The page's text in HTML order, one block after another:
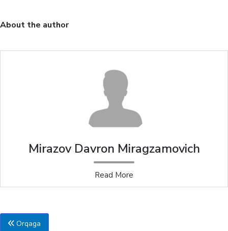
About the author
Mirazov Davron Miragzamovich
Read More
Orqaga